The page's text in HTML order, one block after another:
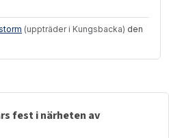
(uppträder i Kungsbacka) den
fest i närheten av